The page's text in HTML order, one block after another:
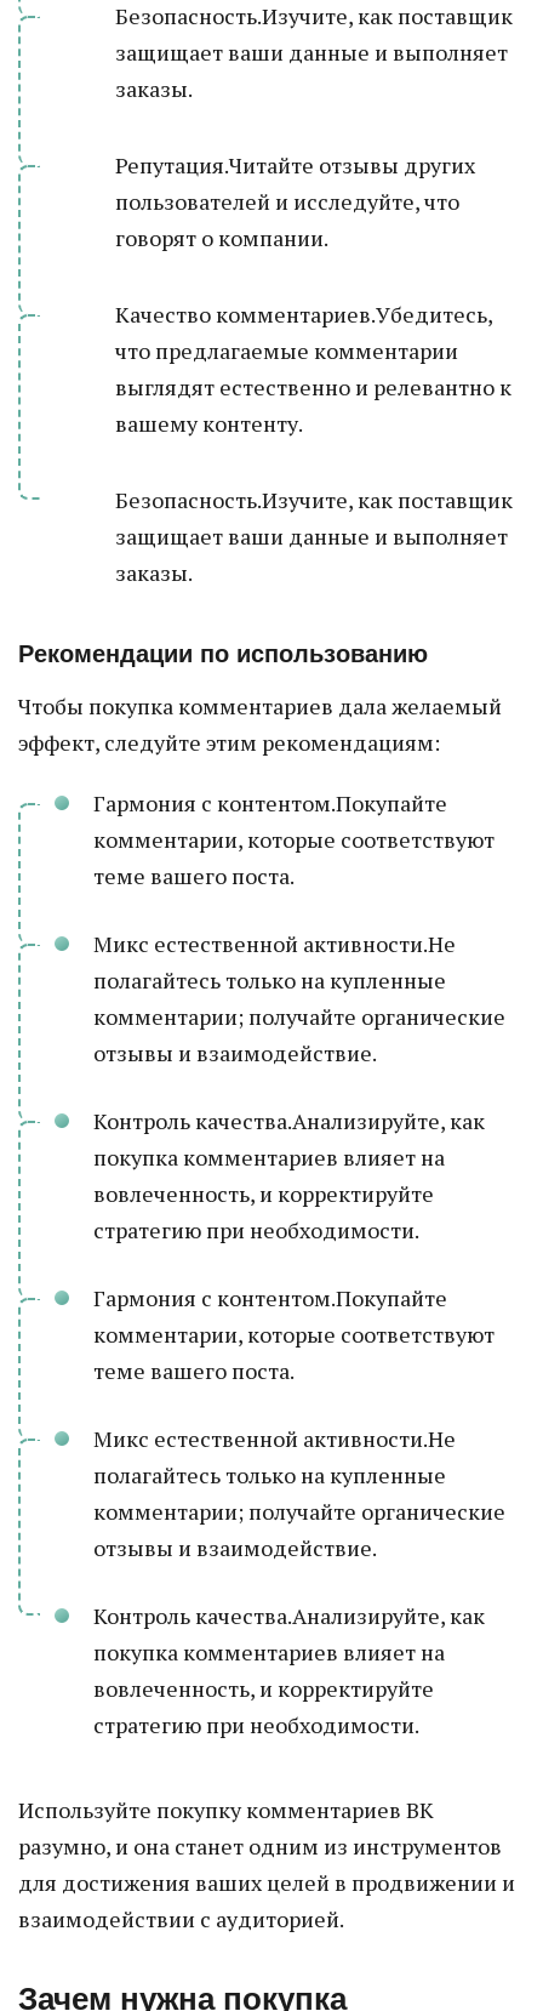
Безопасность.Изучите, как поставщик
защищает ваши данные и выполняет
заказы.
Репутация.Читайте отзывы других
пользователей и исследуйте, что
говорят о компании.
Качество комментариев.Убедитесь,
что предлагаемые комментарии
выглядят естественно и релевантно к
вашему контенту.
Безопасность.Изучите, как поставщик
защищает ваши данные и выполняет
заказы.
Рекомендации по использованию
Чтобы покупка комментариев дала желаемый
эффект, следуйте этим рекомендациям:
Гармония с контентом.Покупайте
комментарии, которые соответствуют
теме вашего поста.
Микс естественной активности.Не
полагайтесь только на купленные
комментарии; получайте органические
отзывы и взаимодействие.
Контроль качества.Анализируйте, как
покупка комментариев влияет на
вовлеченность, и корректируйте
стратегию при необходимости.
Гармония с контентом.Покупайте
комментарии, которые соответствуют
теме вашего поста.
Микс естественной активности.Не
полагайтесь только на купленные
комментарии; получайте органические
отзывы и взаимодействие.
Контроль качества.Анализируйте, как
покупка комментариев влияет на
вовлеченность, и корректируйте
стратегию при необходимости.
Используйте покупку комментариев ВК
разумно, и она станет одним из инструментов
для достижения ваших целей в продвижении и
взаимодействии с аудиторией.
Зачем нужна покупка